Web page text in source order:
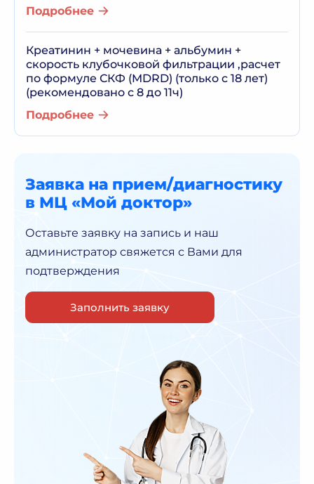
Подробнее
Креатинин + мочевина + альбумин +
скорость клубочковой фильтрации ,расчет
по формуле СКФ (MDRD) (только с 18 лет)
(рекомендовано с 8 до 11ч)
Подробнее
Заявка на прием/диагностику
в МЦ «Мой доктор»
Оставьте заявку на запись и наш
администратор свяжется с Вами для
подтверждения
Заполнить заявку